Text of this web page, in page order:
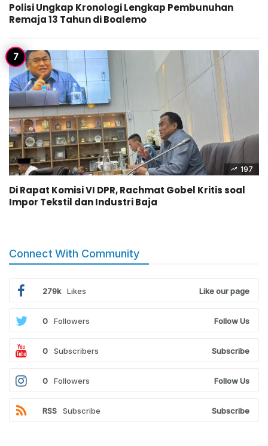
Polisi Ungkap Kronologi Lengkap Pembunuhan
Remaja 13 Tahun di Boalemo
197
Di Rapat Komisi VI DPR, Rachmat Gobel Kritis soal
Impor Tekstil dan Industri Baja
Connect With Community
279k Likes Like our page
0 Followers Follow Us
0 Subscribers Subscribe
0 Followers Follow Us
RSS Subscribe Subscribe